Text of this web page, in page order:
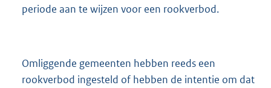
periode aan te wijzen voor een rookverbod.
Omliggende gemeenten hebben reeds een
rookverbod ingesteld of hebben de intentie om dat